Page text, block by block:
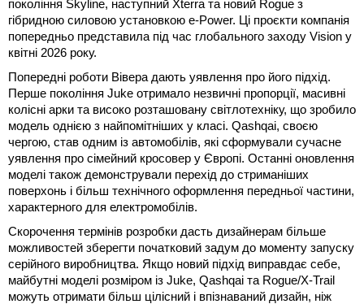
покоління Skyline, наступний Xterra та новий Rogue з
гібридною силовою установкою e-Power. Ці проєкти компанія
попередньо представила під час глобального заходу Vision у
квітні 2026 року.
Попередні роботи Вівера дають уявлення про його підхід.
Перше покоління Juke отримало незвичні пропорції, масивні
колісні арки та високо розташовану світлотехніку, що зробило
модель однією з найпомітніших у класі. Qashqai, своєю
чергою, став одним із автомобілів, які сформували сучасне
уявлення про сімейний кросовер у Європі. Останні оновлення
моделі також демонстрували перехід до стриманіших
поверхонь і більш технічного оформлення передньої частини,
характерного для електромобілів.
Скорочення термінів розробки дасть дизайнерам більше
можливостей зберегти початковий задум до моменту запуску
серійного виробництва. Якщо новий підхід виправдає себе,
майбутні моделі розміром із Juke, Qashqai та Rogue/X-Trail
можуть отримати більш цілісний і впізнаваний дизайн, ніж